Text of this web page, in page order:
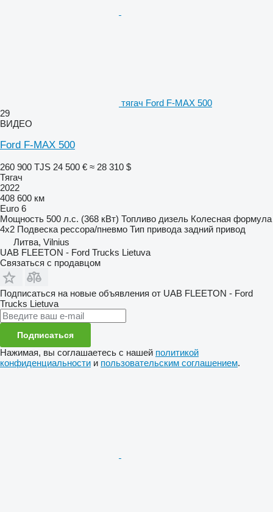
тягач Ford F-MAX 500
29
ВИДЕО
Ford F-MAX 500
260 900 TJS 24 500 € ≈ 28 310 $
Тягач
2022
408 600 км
Euro 6
Мощность 500 л.с. (368 кВт) Топливо дизель Колесная формула
4x2 Подвеска рессора/пневмо Тип привода задний привод
Литва, Vilnius
UAB FLEETON - Ford Trucks Lietuva
Связаться с продавцом
Подписаться на новые объявления от UAB FLEETON - Ford
Trucks Lietuva
Подписаться
Нажимая, вы соглашаетесь с нашей политикой
конфиденциальности и пользовательским соглашением.